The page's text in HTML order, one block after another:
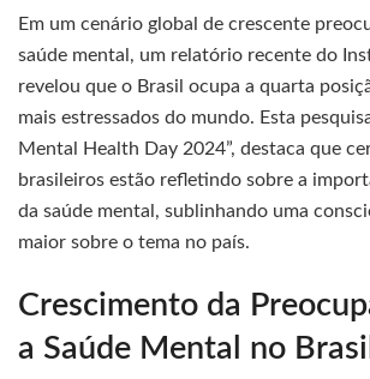
Em um cenário global de crescente
saúde mental, um relatório recente do
revelou que o Brasil ocupa a quarta
mais estressados do mundo. Esta
Mental Health Day 2024”, destaca que
brasileiros estão refletindo sobre a
da saúde mental, sublinhando uma
maior sobre o tema no país.
Crescimento da
a Saúde Mental no Brasil